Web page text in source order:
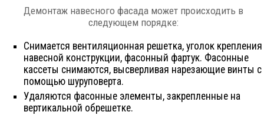
Демонтаж навесного фасада может происходить в
следующем порядке:
Снимается вентиляционная решетка, уголок крепления
навесной конструкции, фасонный фартук. Фасонные
кассеты снимаются, высверливая нарезающие винты с
помощью шуруповерта.
Удаляются фасонные элементы, закрепленные на
вертикальной обрешетке.